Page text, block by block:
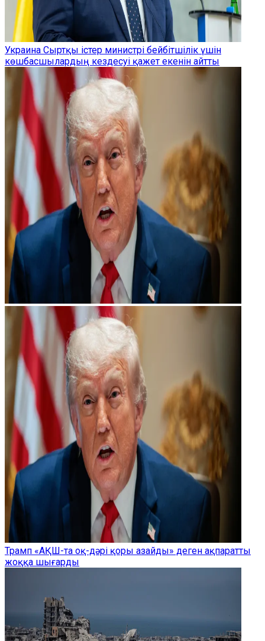
Украина Сыртқы істер министрі бейбітшілік үшін
көшбасшылардың кездесуі қажет екенін айтты
Трамп «АҚШ-та оқ-дәрі қоры азайды» деген ақпаратты
жоққа шығарды